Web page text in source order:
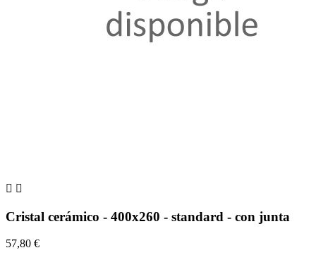
 
Cristal cerámico - 400x260 - standard - con junta
57,80 €